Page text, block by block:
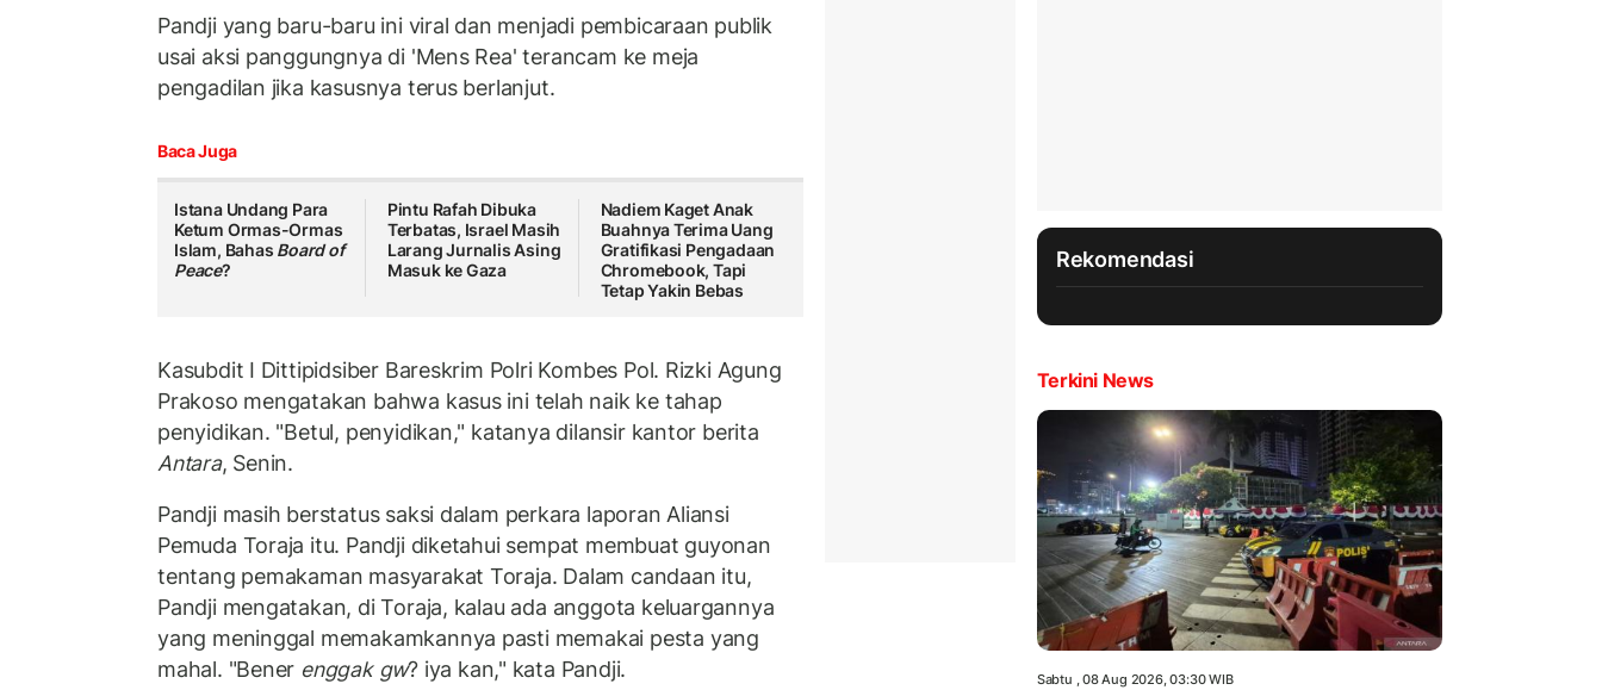
Pandji yang baru-baru ini viral dan menjadi pembicaraan publik
usai aksi panggungnya di 'Mens Rea' terancam ke meja
pengadilan jika kasusnya terus berlanjut.
Baca Juga
Istana Undang Para
Ketum Ormas-Ormas
Islam, Bahas Board of
Peace?
Pintu Rafah Dibuka
Terbatas, Israel Masih
Larang Jurnalis Asing
Masuk ke Gaza
Nadiem Kaget Anak
Buahnya Terima Uang
Gratifikasi Pengadaan
Chromebook, Tapi
Tetap Yakin Bebas
Kasubdit I Dittipidsiber Bareskrim Polri Kombes Pol. Rizki Agung
Prakoso mengatakan bahwa kasus ini telah naik ke tahap
penyidikan. "Betul, penyidikan," katanya dilansir kantor berita
Antara, Senin.
Pandji masih berstatus saksi dalam perkara laporan Aliansi
Pemuda Toraja itu. Pandji diketahui sempat membuat guyonan
tentang pemakaman masyarakat Toraja. Dalam candaan itu,
Pandji mengatakan, di Toraja, kalau ada anggota keluargannya
yang meninggal memakamkannya pasti memakai pesta yang
mahal. "Bener enggak gw? iya kan," kata Pandji.
Rekomendasi
Terkini News
Sabtu , 08 Aug 2026, 03:30 WIB